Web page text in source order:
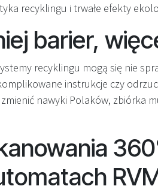
recyklingu i trwałe efekty
barier,
recyklingu mogą się nie
instrukcje czy
nawyki Polaków, zbiórka